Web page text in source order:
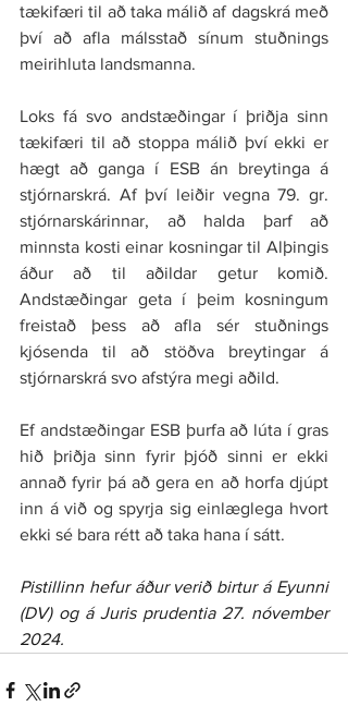
tækifæri til að taka málið af dagskrá með
því að afla málsstað sínum stuðnings
meirihluta landsmanna.
Loks fá svo andstæðingar í þriðja sinn
tækifæri til að stoppa málið því ekki er
hægt að ganga í ESB án breytinga á
stjórnarskrá. Af því leiðir vegna 79. gr.
stjórnarskárinnar, að halda þarf að
minnsta kosti einar kosningar til Alþingis
áður að til aðildar getur komið.
Andstæðingar geta í þeim kosningum
freistað þess að afla sér stuðnings
kjósenda til að stöðva breytingar á
stjórnarskrá svo afstýra megi aðild.
Ef andstæðingar ESB þurfa að lúta í gras
hið þriðja sinn fyrir þjóð sinni er ekki
annað fyrir þá að gera en að horfa djúpt
inn á við og spyrja sig einlæglega hvort
ekki sé bara rétt að taka hana í sátt.
Pistillinn hefur áður verið birtur á Eyunni
(DV) og á Juris prudentia 27. nóvember
2024.